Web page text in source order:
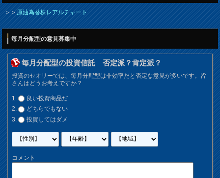
＞＞原油為替株レアルチャート
毎月分配型の意見募集中
毎月分配型の投資信託 否定派？肯定派？
投資のセオリーでは、毎月分配型は非効率だと否定な意見が多いです。皆
さんはどうお考えですか？
良い投資商品だ
どちらでもない
投資してはダメ
コメント